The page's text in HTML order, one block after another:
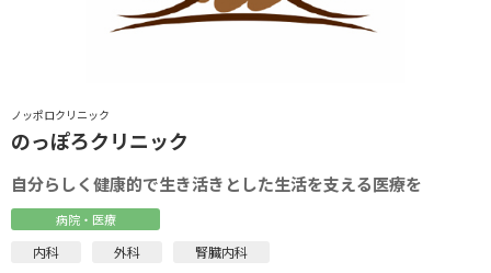
ノッポロクリニック
のっぽろクリニック
自分らしく健康的で生き活きとした生活を支える医療を
病院・医療
内科 外科 腎臓内科